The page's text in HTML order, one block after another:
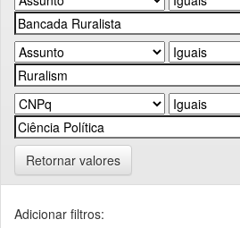
Retornar valores
Adicionar filtros: